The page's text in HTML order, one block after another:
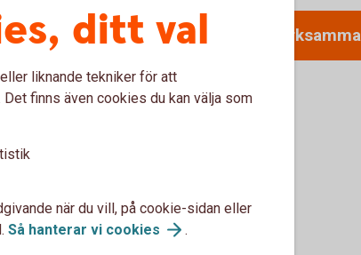
Yrkesverksamma
ditt val
liknande tekniker för att
finns även cookies du kan välja som
när du vill, på cookie-sidan eller
Så hanterar vi cookies .